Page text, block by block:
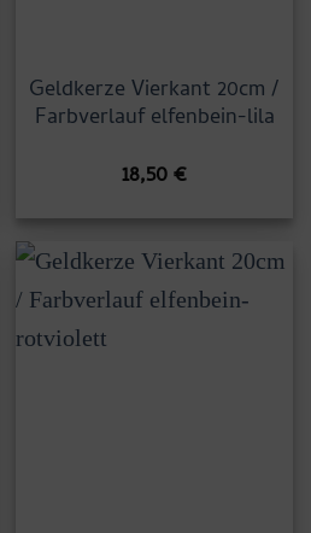
Geldkerze Vierkant 20cm /
Farbverlauf elfenbein-lila
18,50€